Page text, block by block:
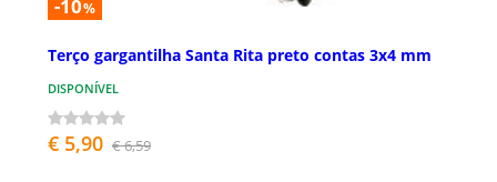
-10%
Terço gargantilha Santa Rita preto contas 3x4 mm
DISPONÍVEL
€ 5,90 € 6,59